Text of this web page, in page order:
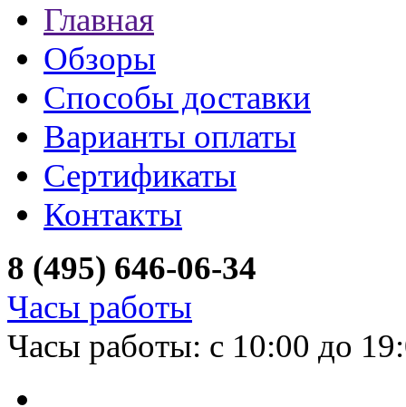
Главная
Обзоры
Способы доставки
Варианты оплаты
Сертификаты
Контакты
8 (495) 646-06-34
Часы работы
Часы работы: с 10:00 до